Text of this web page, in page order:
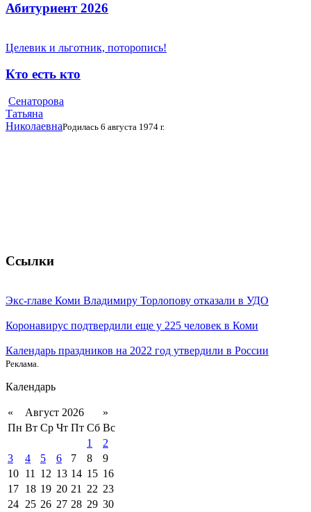
Абитуриент 2026
Целевик и льготник, поторопись!
Кто есть кто
Сенаторова
Татьяна
НиколаевнаРодилась 6 августа 1974 г.
Ссылки
Экс-главе Коми Владимиру Торлопову отказали в УДО
Коронавирус подтвердили еще у 225 человек в Коми
Календарь праздников на 2022 год утвердили в России
Реклама.
Календарь
« Август 2026
»
Пн Вт Ср Чт Пт Сб Вс
1
2
3
4 5 6 7 8
9
10 11 12 13 14 15 16
17 18 19 20 21 22 23
24 25 26 27 28 29 30